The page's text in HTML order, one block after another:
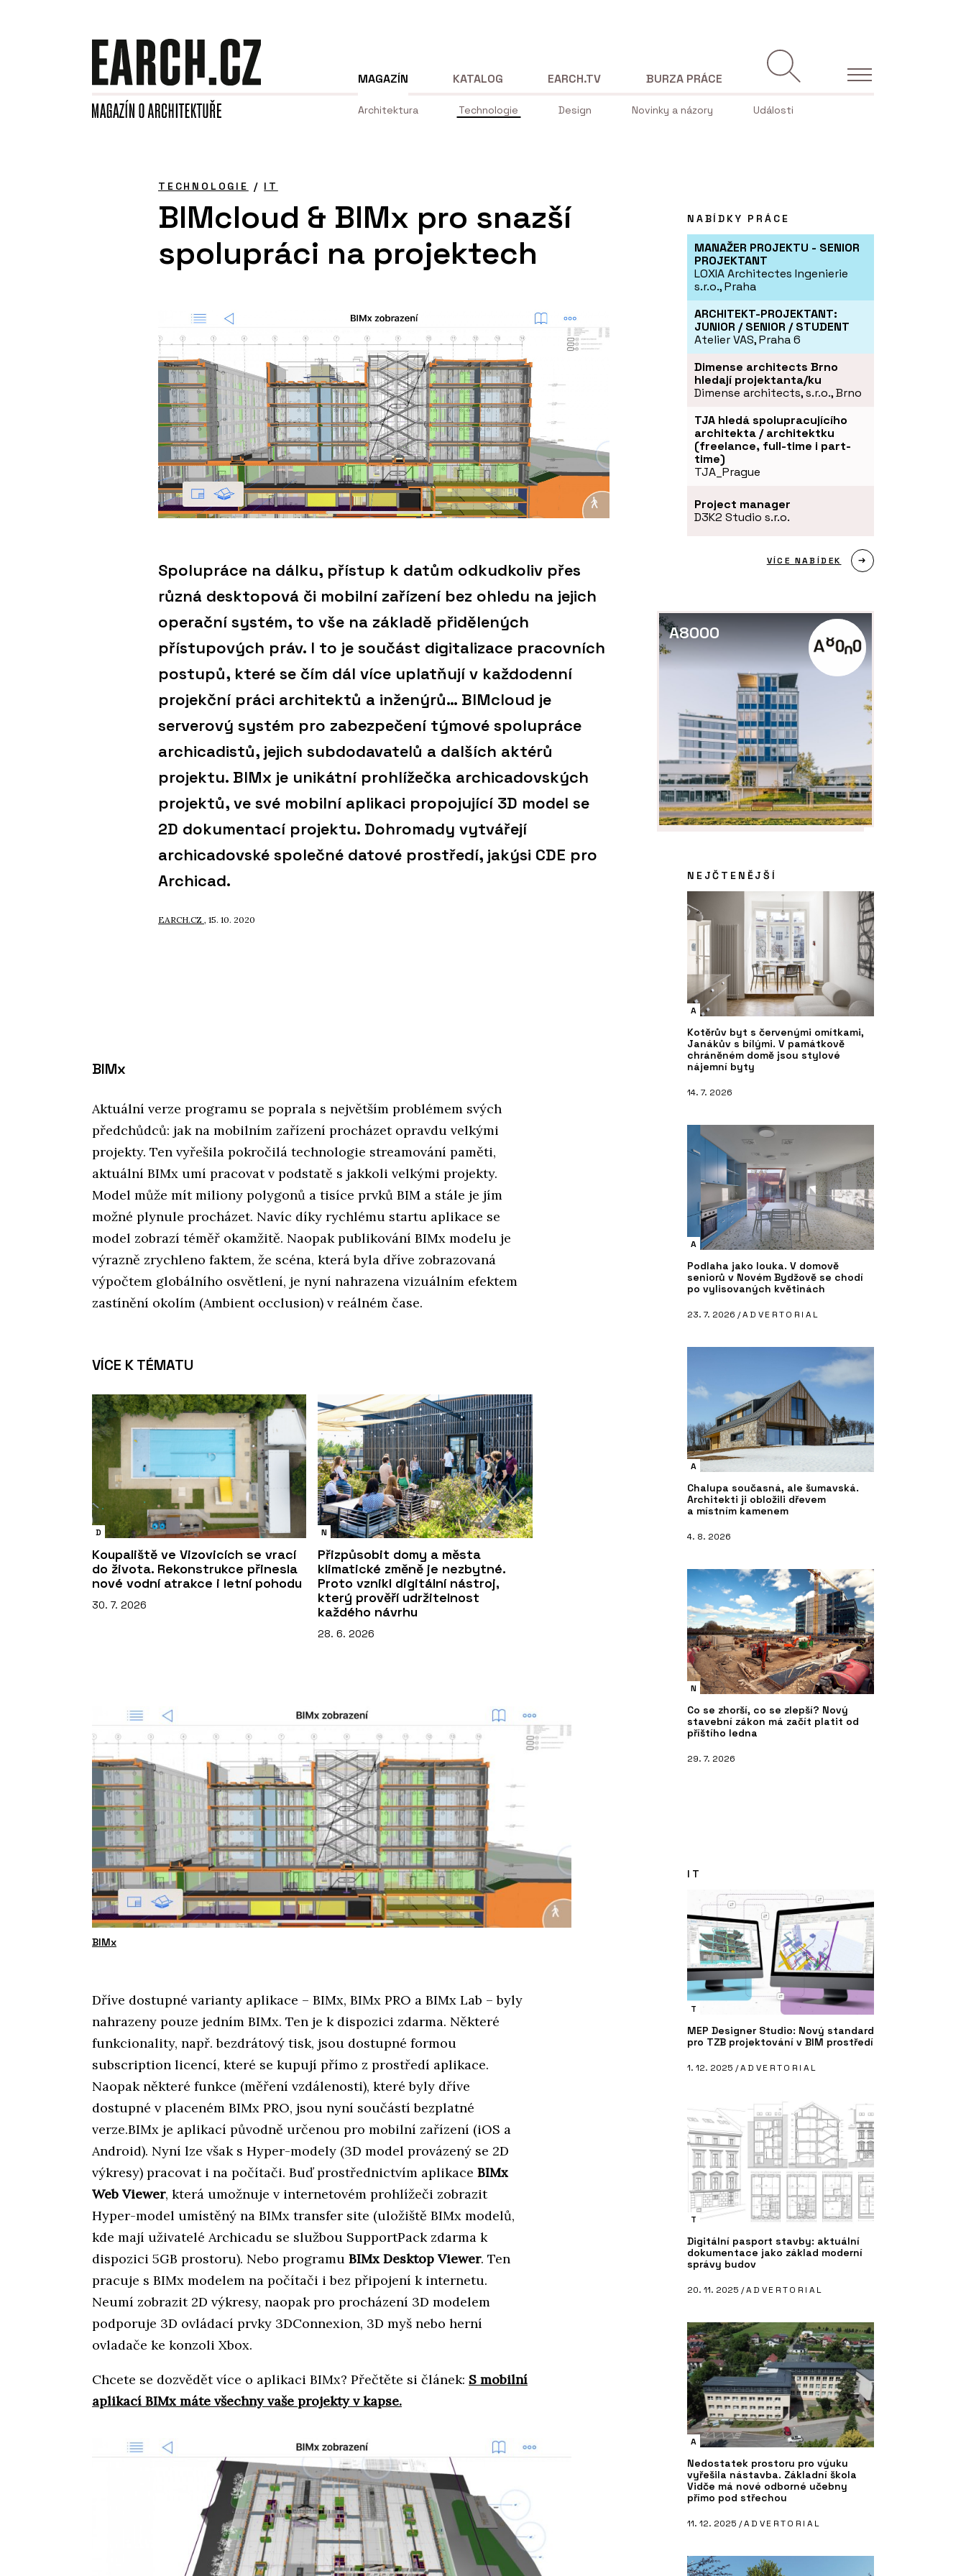
MAGAZÍN
Architektura Technologie Design Novinky a názory Události
KATALOG EARCH.TV BURZA PRÁCE
TECHNOLOGIE / IT
BIMcloud & BIMx pro snazší
spolupráci na projektech
Spolupráce na dálku, přístup k datům odkudkoliv přes
různá desktopová či mobilní zařízení bez ohledu na jejich
operační systém, to vše na základě přidělených
přístupových práv. I to je součást digitalizace pracovních
postupů, které se čím dál více uplatňují v každodenní
projekční práci architektů a inženýrů… BIMcloud je
serverový systém pro zabezpečení týmové spolupráce
archicadistů, jejich subdodavatelů a dalších aktérů
projektu. BIMx je unikátní prohlížečka archicadovských
projektů, ve své mobilní aplikaci propojující 3D model se
2D dokumentací projektu. Dohromady vytvářejí
archicadovské společné datové prostředí, jakýsi CDE pro
Archicad.
EARCH.CZ , 15. 10. 2020
BIMx
Aktuální verze programu se poprala s největším problémem svých
předchůdců: jak na mobilním zařízení procházet opravdu velkými
projekty. Ten vyřešila pokročilá technologie streamování paměti,
aktuální BIMx umí pracovat v podstatě s jakkoli velkými projekty.
Model může mít miliony polygonů a tisíce prvků BIM a stále je jím
možné plynule procházet. Navíc díky rychlému startu aplikace se
model zobrazí téměř okamžitě. Naopak publikování BIMx modelu je
výrazně zrychleno faktem, že scéna, která byla dříve zobrazovaná
výpočtem globálního osvětlení, je nyní nahrazena vizuálním efektem
zastínění okolím (Ambient occlusion) v reálném čase.
VÍCE K TÉMATU
D
Koupaliště ve Vizovicích se vrací
do života. Rekonstrukce přinesla
nové vodní atrakce i letní pohodu
30. 7. 2026
N
Přizpůsobit domy a města
klimatické změně je nezbytné.
Proto vznikl digitální nástroj,
který prověří udržitelnost
každého návrhu
28. 6. 2026
BIMx
Dříve dostupné varianty aplikace – BIMx, BIMx PRO a BIMx Lab – byly
nahrazeny pouze jedním BIMx. Ten je k dispozici zdarma. Některé
funkcionality, např. bezdrátový tisk, jsou dostupné formou
subscription licencí, které se kupují přímo z prostředí aplikace.
Naopak některé funkce (měření vzdálenosti), které byly dříve
dostupné v placeném BIMx PRO, jsou nyní součástí bezplatné
verze.BIMx je aplikací původně určenou pro mobilní zařízení (iOS a
Android). Nyní lze však s Hyper-modely (3D model provázený se 2D
výkresy) pracovat i na počítači. Buď prostřednictvím aplikace BIMx
Web Viewer, která umožnuje v internetovém prohlížeči zobrazit
Hyper-model umístěný na BIMx transfer site (uložiště BIMx modelů,
kde mají uživatelé Archicadu se službou SupportPack zdarma k
dispozici 5GB prostoru). Nebo programu BIMx Desktop Viewer. Ten
pracuje s BIMx modelem na počítači i bez připojení k internetu.
Neumí zobrazit 2D výkresy, naopak pro procházení 3D modelem
podporuje 3D ovládací prvky 3DConnexion, 3D myš nebo herní
ovladače ke konzoli Xbox.
Chcete se dozvědět více o aplikaci BIMx? Přečtěte si článek: S mobilní
aplikací BIMx máte všechny vaše projekty v kapse.
NABÍDKY PRÁCE
MANAŽER PROJEKTU - SENIOR
PROJEKTANT
LOXIA Architectes Ingenierie
s.r.o., Praha
ARCHITEKT-PROJEKTANT:
JUNIOR / SENIOR / STUDENT
Atelier VAS, Praha 6
Dimense architects Brno
hledají projektanta/ku
Dimense architects, s.r.o., Brno
TJA hledá spolupracujícího
architekta / architektku
(freelance, full-time i part-
time)
TJA_Prague
Project manager
D3K2 Studio s.r.o.
VÍCE NABÍDEK
A8000
NEJČTENĚJŠÍ
A
Kotěrův byt s červenými omítkami,
Janákův s bílými. V památkově
chráněném domě jsou stylové
nájemní byty
14. 7. 2026
A
Podlaha jako louka. V domově
seniorů v Novém Bydžově se chodí
po vylisovaných květinách
23. 7. 2026 /ADVERTORIAL
A
Chalupa současná, ale šumavská.
Architekti ji obložili dřevem
a místním kamenem
4. 8. 2026
N
Co se zhorší, co se zlepší? Nový
stavební zákon má začít platit od
příštího ledna
29. 7. 2026
IT
T
MEP Designer Studio: Nový standard
pro TZB projektování v BIM prostředí
1. 12. 2025 /ADVERTORIAL
T
Digitální pasport stavby: aktuální
dokumentace jako základ moderní
správy budov
20. 11. 2025 /ADVERTORIAL
A
Nedostatek prostoru pro výuku
vyřešila nástavba. Základní škola
Vidče má nové odborné učebny
přímo pod střechou
11. 12. 2025 /ADVERTORIAL